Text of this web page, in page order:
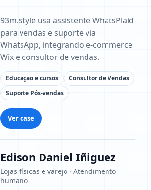
93m.style usa assistente WhatsPlaid
para vendas e suporte via
WhatsApp, integrando e-commerce
Wix e consultor de vendas.
Educação e cursos
Consultor de Vendas
Suporte Pós-vendas
Ver case
Edison Daniel Iñiguez
Lojas físicas e varejo · Atendimento
humano